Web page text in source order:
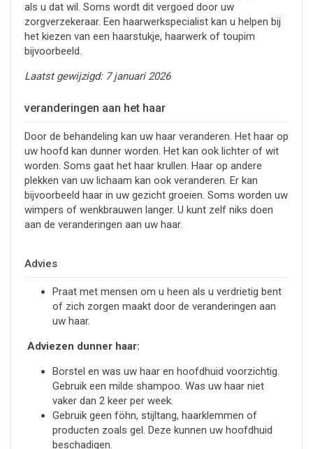
als u dat wil. Soms wordt dit vergoed door uw
zorgverzekeraar. Een haarwerkspecialist kan u helpen bij
het kiezen van een haarstukje, haarwerk of toupim
bijvoorbeeld.
Laatst gewijzigd: 7 januari 2026
veranderingen aan het haar
Door de behandeling kan uw haar veranderen. Het haar op
uw hoofd kan dunner worden. Het kan ook lichter of wit
worden. Soms gaat het haar krullen. Haar op andere
plekken van uw lichaam kan ook veranderen. Er kan
bijvoorbeeld haar in uw gezicht groeien. Soms worden uw
wimpers of wenkbrauwen langer. U kunt zelf niks doen
aan de veranderingen aan uw haar.
Advies
Praat met mensen om u heen als u verdrietig bent
of zich zorgen maakt door de veranderingen aan
uw haar.
Adviezen dunner haar:
Borstel en was uw haar en hoofdhuid voorzichtig.
Gebruik een milde shampoo. Was uw haar niet
vaker dan 2 keer per week.
Gebruik geen föhn, stijltang, haarklemmen of
producten zoals gel. Deze kunnen uw hoofdhuid
beschadigen.